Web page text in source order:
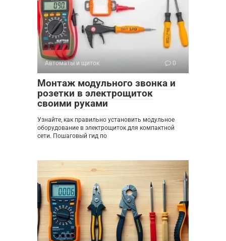
Автоматы и щиток 0
Монтаж модульного звонка и
розетки в электрощиток
своими руками
Узнайте, как правильно установить модульное
оборудование в электрощиток для компактной
сети. Пошаговый гид по